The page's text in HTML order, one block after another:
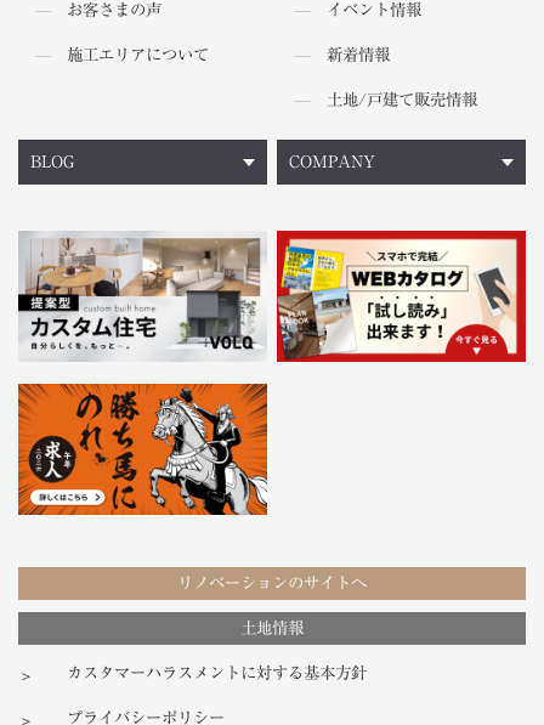
お客さまの声
施工エリアについて
イベント情報
新着情報
土地/戸建て販売情報
BLOG COMPANY
リノベーションのサイトへ
土地情報
カスタマーハラスメントに対する基本方針
プライバシーポリシー